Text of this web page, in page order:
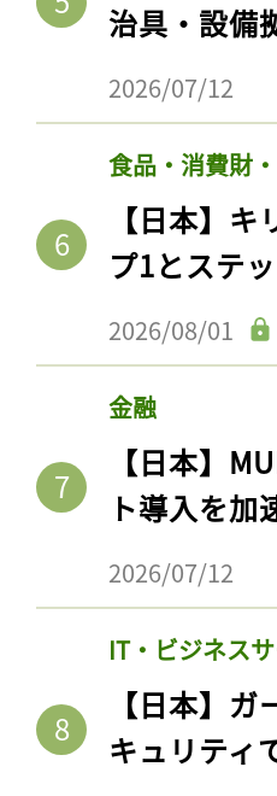
治具・設備
2026/07/12
食品・消費財
【日本】
プ1とステ
2026/08/01
金融
【日本】
ト導入を加
2026/07/12
IT・ビジネス
【日本】
キュリティ
記事